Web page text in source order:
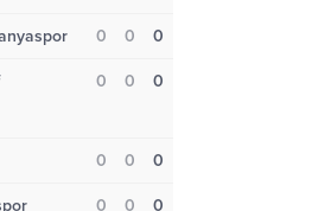
0 0 0
0 0 0
0 0 0
0 0 0